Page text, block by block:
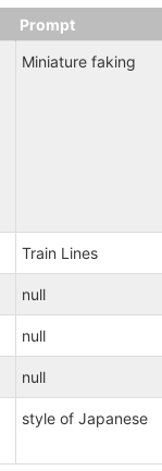
Prompt
Miniature faking
Train Lines
null
null
null
style of Japanese